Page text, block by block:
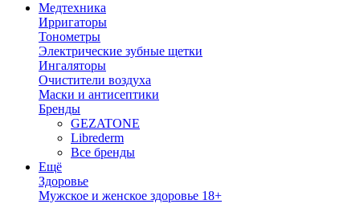
Медтехника
Ирригаторы
Тонометры
Электрические зубные щетки
Ингаляторы
Очистители воздуха
Маски и антисептики
Бренды
GEZATONE
Librederm
Все бренды
Ещё
Здоровье
Мужское и женское здоровье 18+